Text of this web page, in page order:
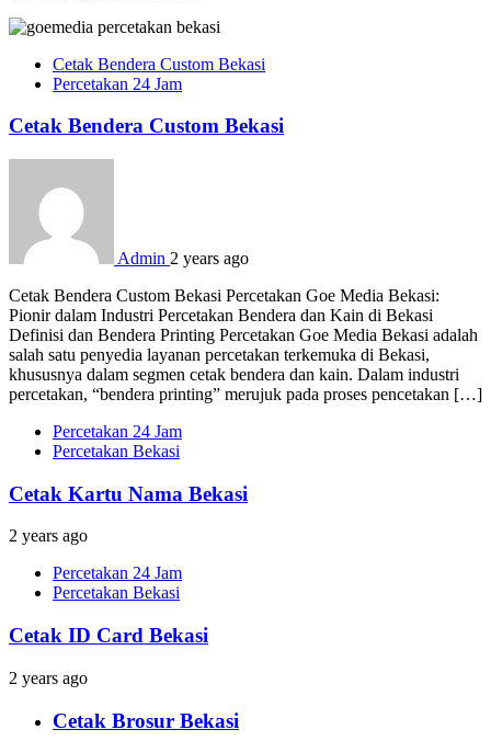
Cetak Bendera Custom Bekasi
Percetakan 24 Jam
Cetak Bendera Custom Bekasi
Admin 2 years ago
Cetak Bendera Custom Bekasi Percetakan Goe Media Bekasi:
Pionir dalam Industri Percetakan Bendera dan Kain di Bekasi
Definisi dan Bendera Printing Percetakan Goe Media Bekasi adalah
salah satu penyedia layanan percetakan terkemuka di Bekasi,
khususnya dalam segmen cetak bendera dan kain. Dalam industri
percetakan, “bendera printing” merujuk pada proses pencetakan […]
Percetakan 24 Jam
Percetakan Bekasi
Cetak Kartu Nama Bekasi
2 years ago
Percetakan 24 Jam
Percetakan Bekasi
Cetak ID Card Bekasi
2 years ago
Cetak Brosur Bekasi